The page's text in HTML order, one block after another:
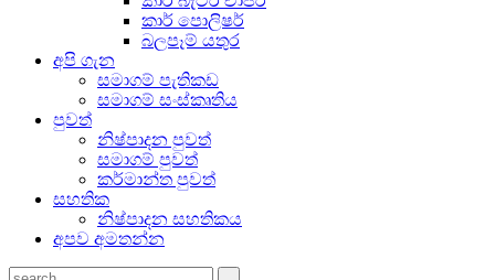
කාර් පොලිෂර්
බලපෑම් යතුර
අපි ගැන
සමාගම් පැතිකඩ
සමාගම් සංස්කෘතිය
පුවත්
නිෂ්පාදන පුවත්
සමාගම් පුවත්
කර්මාන්ත පුවත්
සහතික
නිෂ්පාදන සහතිකය
අපව අමතන්න